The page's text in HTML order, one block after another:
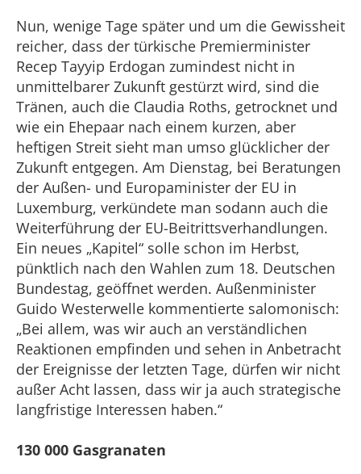
Nun, wenige Tage später und um die Gewissheit
reicher, dass der türkische Premierminister
Recep Tayyip Erdogan zumindest nicht in
unmittelbarer Zukunft gestürzt wird, sind die
Tränen, auch die Claudia Roths, getrocknet und
wie ein Ehepaar nach einem kurzen, aber
heftigen Streit sieht man umso glücklicher der
Zukunft entgegen. Am Dienstag, bei Beratungen
der Außen- und Europaminister der EU in
Luxemburg, verkündete man sodann auch die
Weiterführung der EU-Beitrittsverhandlungen.
Ein neues „Kapitel“ solle schon im Herbst,
pünktlich nach den Wahlen zum 18. Deutschen
Bundestag, geöffnet werden. Außenminister
Guido Westerwelle kommentierte salomonisch:
„Bei allem, was wir auch an verständlichen
Reaktionen empfinden und sehen in Anbetracht
der Ereignisse der letzten Tage, dürfen wir nicht
außer Acht lassen, dass wir ja auch strategische
langfristige Interessen haben.“
130 000 Gasgranaten